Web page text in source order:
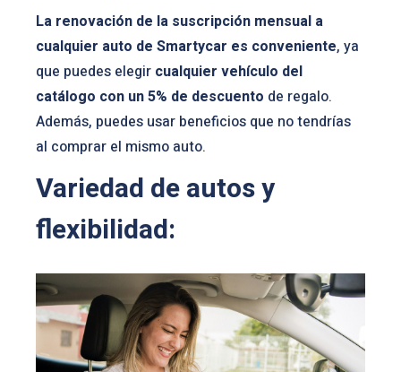
La renovación de la suscripción mensual a
cualquier auto de Smartycar es conveniente, ya
que puedes elegir cualquier vehículo del
catálogo con un 5% de descuento de regalo.
Además, puedes usar beneficios que no tendrías
al comprar el mismo auto.
Variedad de autos y
flexibilidad: